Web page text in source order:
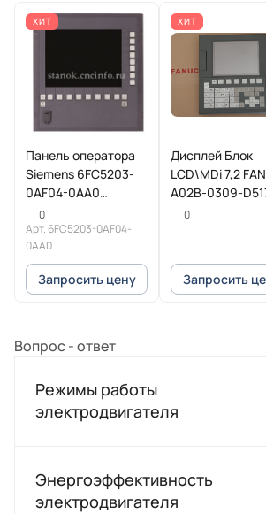
ХИТ
Панель оператора
Siemens 6FC5203-
0AF04-0AA0
SINUMERIK
0
Арт. 6FC5203-0AF04-
0AA0
Запросить цену
ХИТ
Дисплей Блок
LCD\MDi 7,2
A02B-0309-
0
Запросить
Вопрос - ответ
Режимы работы
электродвигателя
Энергоэффективность
электродвигателя